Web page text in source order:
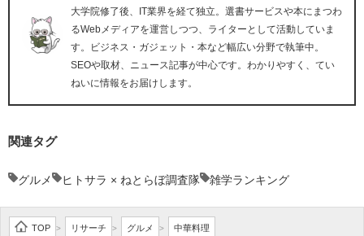
大学院修了後、IT業界を経て独立。選書サービスや本にまつわ
るWebメディアを運営しつつ、ライターとして活動していま
す。ビジネス・ガジェット・本など幅広い分野で執筆中。
SEOや取材、ニュース記事が中心です。わかりやすく、てい
ねいに情報をお届けします。
関連タグ
グルメ ヒトサラ × ねとらぼ調査隊 雑学ランキング
TOP > リサーチ > グルメ > 中華料理